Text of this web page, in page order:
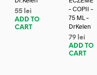
55 lei
ADD TO
CART
– COPII –
75 ML –
DrKelen
79 lei
ADD TO
CART